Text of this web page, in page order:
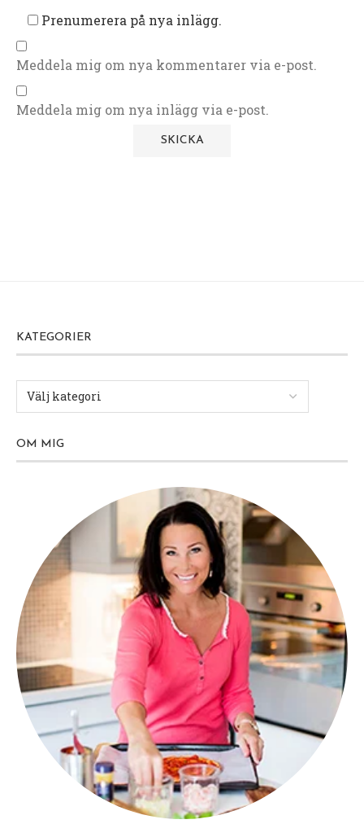
Prenumerera på nya inlägg.
Meddela mig om nya kommentarer via e-post.
Meddela mig om nya inlägg via e-post.
KATEGORIER
OM MIG